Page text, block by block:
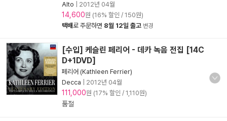
Alto
2012년 04월
14,600원 (16% 할인 / 150원)
택배로 주문하면 8월 12일 출고 변경
[수입] 케슬린 페리어 - 데카 녹음 전집 [14C
D+1DVD]
페리어 (Kathleen Ferrier)
Decca
2012년 04월
111,000원 (17% 할인 / 1,110원)
품절